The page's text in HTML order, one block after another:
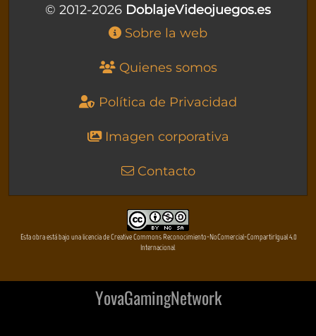
© 2012-2026 DoblajeVideojuegos.es
Sobre la web
Quienes somos
Política de Privacidad
Imagen corporativa
Contacto
Esta obra está bajo una licencia de Creative Commons Reconocimiento-NoComercial-CompartirIgual 4.0
Internacional
YovaGamingNetwork